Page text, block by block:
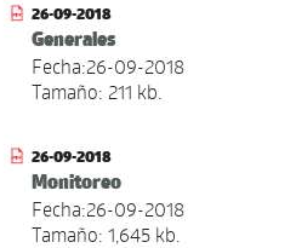
26-09-2018
Generales
Fecha:26-09-2018
Tamaño: 211 kb.
26-09-2018
Monitoreo
Fecha:26-09-2018
Tamaño: 1,645 kb.